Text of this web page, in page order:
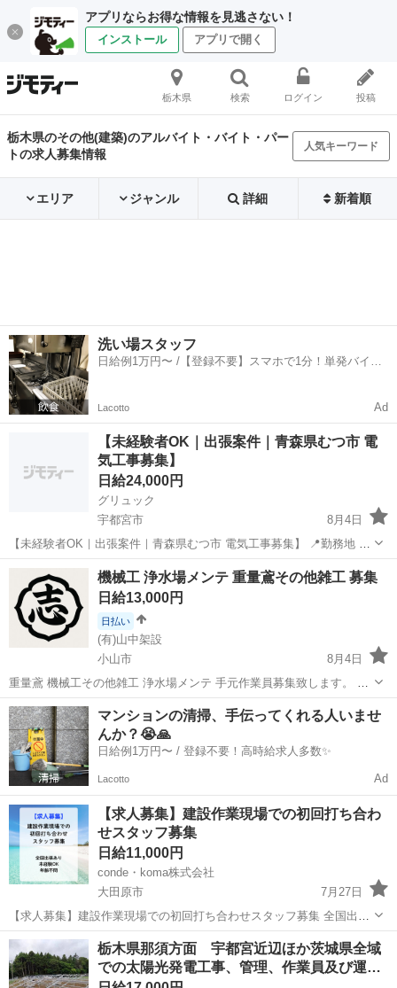
アプリならお得な情報を見逃さない！
インストール アプリで開く
栃木県 検索 ログイン 投稿
栃木県のその他(建築)のアルバイト・バイト・パー
トの求人募集情報
人気キーワード
エリア ジャンル 詳細 新着順
洗い場スタッフ
日給例1万円〜 /【登録不要】スマホで1分！単発バイト
Lacotto Ad
【未経験者OK｜出張案件｜青森県むつ市 電
気工事募集】
日給24,000円
グリュック
宇都宮市
8月4日
【未経験者OK｜出張案件｜青森県むつ市 電気工事募集】 📍勤務地 青
森県むつ市 📅工期 2026年8月15日～11月中旬予定 👷募集人数 5名 💰
単価 24,000円／日（税別・食費込み） ...
宇都宮市 その他
機械工 浄水場メンテ 重量鳶その他雑工 募集
日給13,000円
日払い
(有)山中架設
小山市
8月4日
重量鳶 機械工その他雑工 浄水場メンテ 手元作業員募集致します。 現
場は関東一円 または出張あります。 出張の際は出張手当つきます。
勤務形態は、月曜日から金曜日 土曜日仕事の現場もあり。 8時から5時
現場の通勤時間に合...
栃木 小山市
マンションの清掃、手伝ってくれる人いませ
んか？😭🙏
日給例1万円〜 / 登録不要！高時給求人多数✨
Lacotto Ad
【求人募集】建設作業現場での初回打ち合わ
せスタッフ募集
日給11,000円
conde・koma株式会社
大田原市
7月27日
【求人募集】建設作業現場での初回打ち合わせスタッフ募集 全国出張
あり／未経験OK／年齢不問 全国の建設現場を巡り、現場での「初回
打ち合わせ」を担当していただくお仕事です。 北海道から沖縄まで、
行ったことのない街へも...
栃木 大田原市 その他 スタッフ
栃木県那須方面 宇都宮近辺ほか茨城県全域
での太陽光発電工事、管理、作業員及び運…